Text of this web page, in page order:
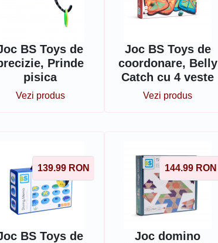
BS Toys de
Prinde
pisica
Vezi produs
Joc BS Toys de
coordonare, Belly
Catch cu 4 veste
Vezi produs
139.99 RON
BS Toys de
144.99 RON
Joc domino